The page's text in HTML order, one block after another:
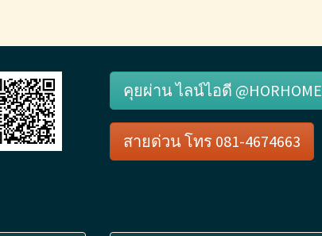
คุยผ่าน ไลน์ไอดี @HORHOME
สายด่วน โทร 081-4674663